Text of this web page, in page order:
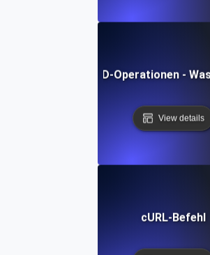
CRUD-Operationen -
View details
cURL-Befehl